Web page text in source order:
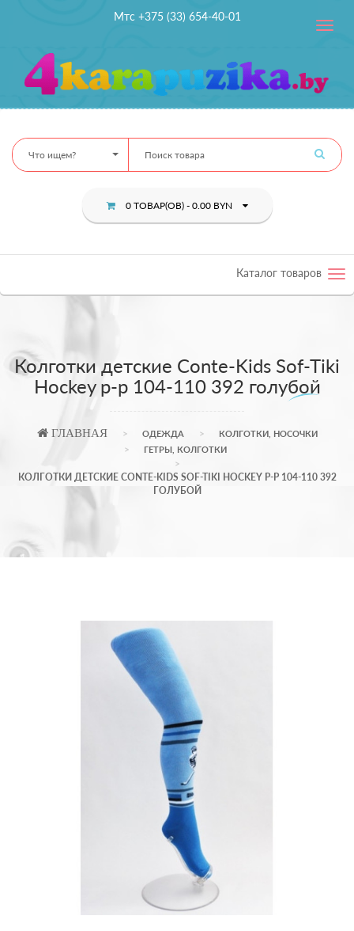
Мтс +375 (33) 654-40-01
Toggle
Что ищем?
0 ТОВАР(ОВ) - 0.00 BYN
Каталог товаров
Колготки детские Conte-Kids Sof-Tiki
Hockey р-р 104-110 392 голубой
ГЛАВНАЯ ОДЕЖДА
КОЛГОТКИ, НОСОЧКИ
ГЕТРЫ, КОЛГОТКИ
КОЛГОТКИ ДЕТСКИЕ CONTE-KIDS SOF-TIKI HOCKEY Р-Р 104-110 392
ГОЛУБОЙ